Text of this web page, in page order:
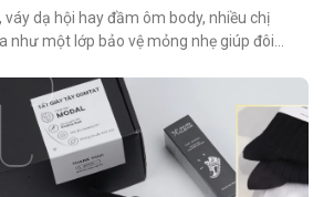
váy dạ hội hay đầm ôm body, nhiều chị
như một lớp bảo vệ mỏng nhẹ giúp đôi
người gặp phải tình huống dở khóc dở
chiếu ánh sáng trắng loá trong ảnh, lộ rõ